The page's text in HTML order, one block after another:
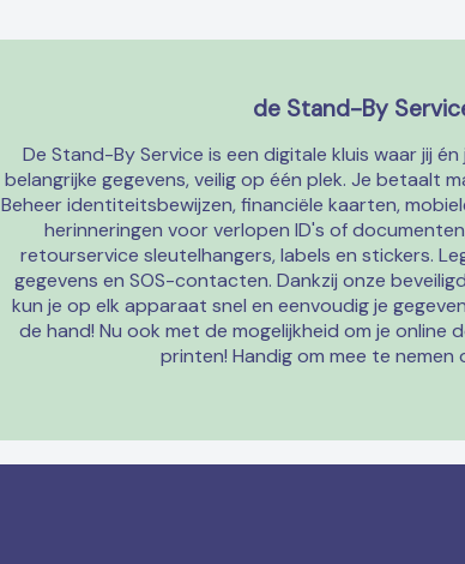
de Stand-By
De Stand-By Service is een digitale kluis waar jij
belangrijke gegevens, veilig op één plek. Je betaalt
Beheer identiteitsbewijzen, financiële kaarten,
herinneringen voor verlopen ID's of
retourservice sleutelhangers, labels en stickers.
gegevens en SOS-contacten. Dankzij onze
kun je op elk apparaat snel en eenvoudig je
de hand! Nu ook met de mogelijkheid om je online
printen! Handig om mee te